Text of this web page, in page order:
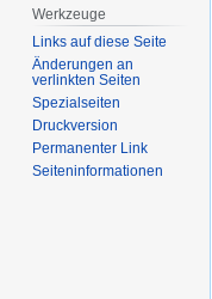
Werkzeuge
Links auf diese Seite
Änderungen an
verlinkten Seiten
Spezialseiten
Druckversion
Permanenter Link
Seiten­­informationen